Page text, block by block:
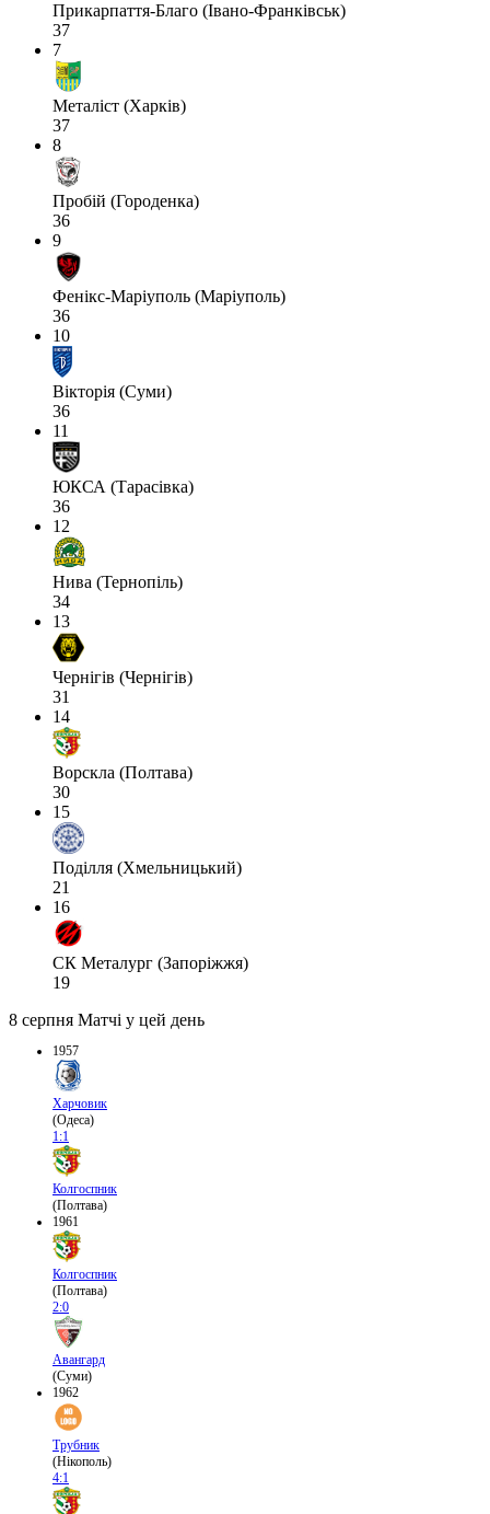
Прикарпаття-Благо (Івано-Франківськ)
37
7
Металіст (Харків)
37
8
Пробій (Городенка)
36
9
Фенікс-Маріуполь (Маріуполь)
36
10
Вікторія (Суми)
36
11
ЮКСА (Тарасівка)
36
12
Нива (Тернопіль)
34
13
Чернігів (Чернігів)
31
14
Ворскла (Полтава)
30
15
Поділля (Хмельницький)
21
16
СК Металург (Запоріжжя)
19
8 серпня Матчі у цей день
1957
Харчовик
(Одеса)
1:1
Колгоспник
(Полтава)
1961
Колгоспник
(Полтава)
2:0
Авангард
(Суми)
1962
Трубник
(Нікополь)
4:1